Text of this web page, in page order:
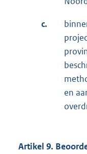
c.
en
Artikel 9.